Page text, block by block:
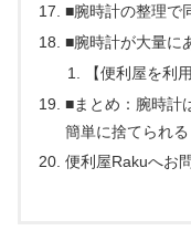
■腕時計の整理で
■腕時計が大量に
【便利屋を利
■まとめ：腕時計
簡単に捨てられる
便利屋Rakuへお